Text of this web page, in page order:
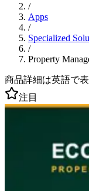
/
Apps
/
Specialized
/
Property
商品詳細は英語で
注目